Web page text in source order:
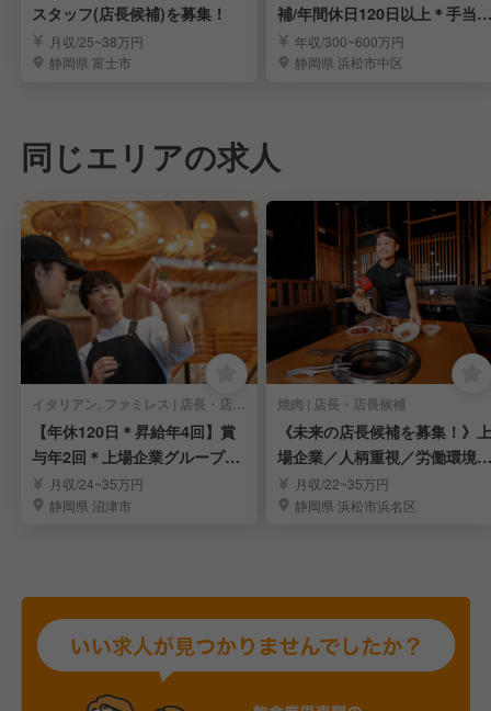
スタッフ(店長候補)を募集！
月収/25~38万円
静岡県 富士市
補/年間休日120日以上＊手当充
実＊業績賞与あり
年収/300~600万円
静岡県 浜松市中区
同じエリアの求人
イタリアン, ファミレス | 店長・店長候補
【年休120日＊昇給年4回】賞
与年2回＊上場企業グループで
店長を募集
月収/24~35万円
静岡県 沼津市
焼肉 | 店長・店長候補
《未来の店長候補を募集！》上
場企業／人柄重視／労働環境安
定／福利厚生充実
月収/22~35万円
静岡県 浜松市浜名区